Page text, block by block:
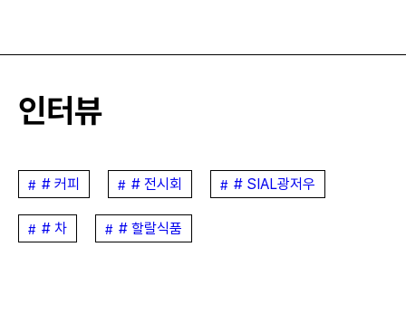
인터뷰
# 커피 # 전시회 # SIAL광저우
# 차 # 할랄식품